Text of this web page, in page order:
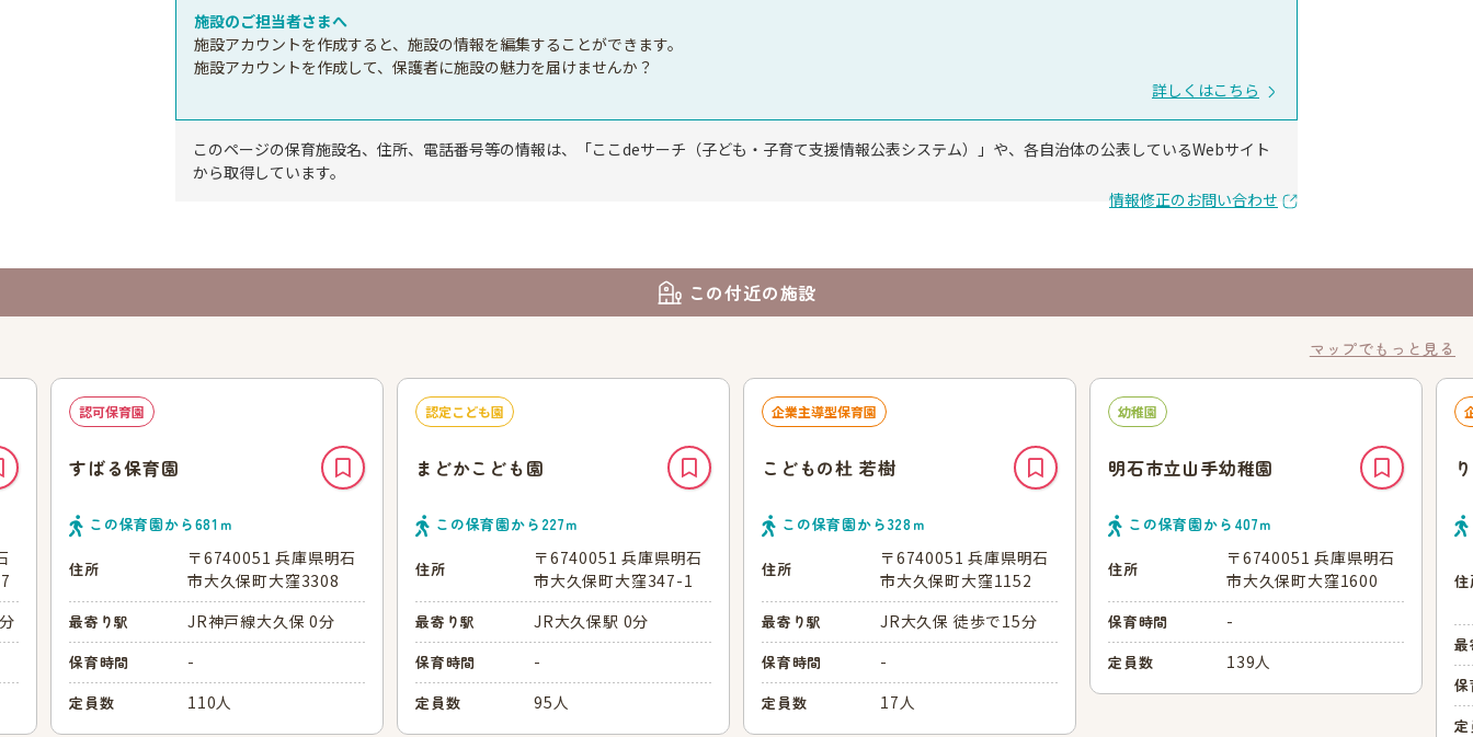
施設のご担当者さまへ
施設アカウントを作成すると、施設の情報を編集することができます。
施設アカウントを作成して、保護者に施設の魅力を届けませんか？
詳しくはこちら
このページの保育施設名、住所、電話番号等の情報は、「ここdeサーチ（子ども・子育て支援情報公表システム）」や、各自治体の公表しているWebサイト
から取得しています。
情報修正のお問い合わせ
この付近の施設
マップでもっと見る
認可保育園
すばる保育園
この保育園から681 ｍ
住所
〒6740051 兵庫県明石
市大久保町大窪3308
最寄り駅 JR神戸線大久保 0分
保育時間 -
定員数 110人
認定こども園
まどかこども園
この保育園から 227ｍ
住所
〒6740051 兵庫県明石
市大久保町大窪347-1
最寄り駅 JR大久保駅 0分
保育時間 -
定員数 95人
企業主導型保育園
こどもの杜 若樹
この保育園から328ｍ
住所
〒6740051 兵庫県明石
市大久保町大窪1152
最寄り駅 JR大久保 徒歩で15分
保育時間 -
定員数 17人
幼稚園
明石市立山手幼稚園
この保育園から 407ｍ
住所
〒6740051 兵庫県明石
市大久保町大窪1600
保育時間 -
定員数 139人
住
最
保
定